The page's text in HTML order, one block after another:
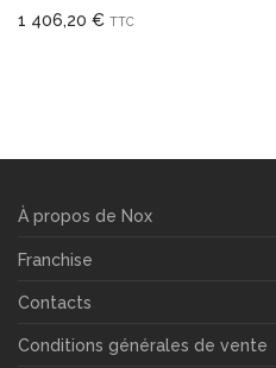
1 406,20 € TTC
À propos de Nox
Franchise
Contacts
Conditions générales de vente